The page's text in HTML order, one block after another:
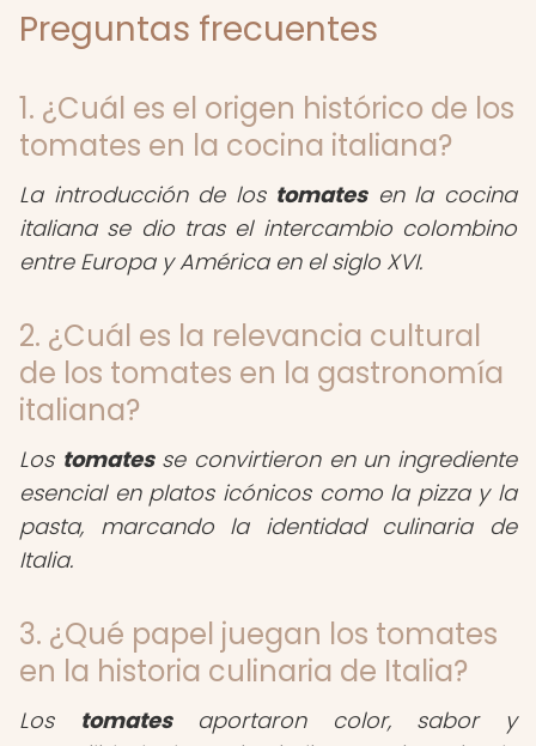
Preguntas frecuentes
1. ¿Cuál es el origen histórico de los
tomates en la cocina italiana?
La introducción de los tomatesen la cocina
italiana se dio tras el intercambio colombino
entre Europa y América en el siglo XVI.
2. ¿Cuál es la relevancia cultural
de los tomates en la gastronomía
italiana?
Los tomatesse convirtieron en un ingrediente
esencial en platos icónicos como la pizza y la
pasta, marcando la identidad culinaria de
Italia.
3. ¿Qué papel juegan los tomates
en la historia culinaria de Italia?
Los tomatesaportaron color, sabor y